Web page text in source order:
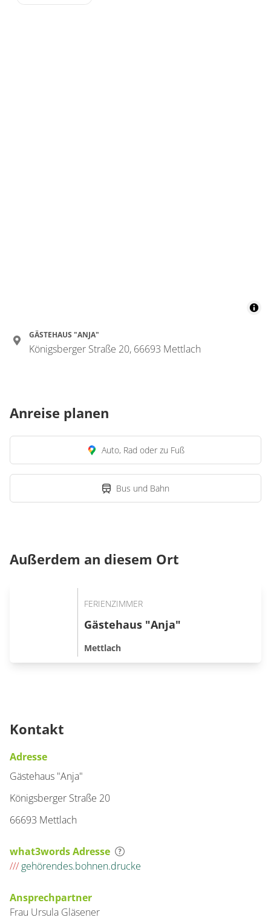
GÄSTEHAUS "ANJA"
Königsberger Straße 20, 66693 Mettlach
Anreise planen
Auto, Rad oder zu Fuß
Bus und Bahn
Außerdem an diesem Ort
FERIENZIMMER
Gästehaus "Anja"
Mettlach
Kontakt
Adresse
Gästehaus "Anja"
Königsberger Straße 20
66693 Mettlach
what3words Adresse
/// gehörendes.bohnen.drucke
Ansprechpartner
Frau Ursula Gläsener